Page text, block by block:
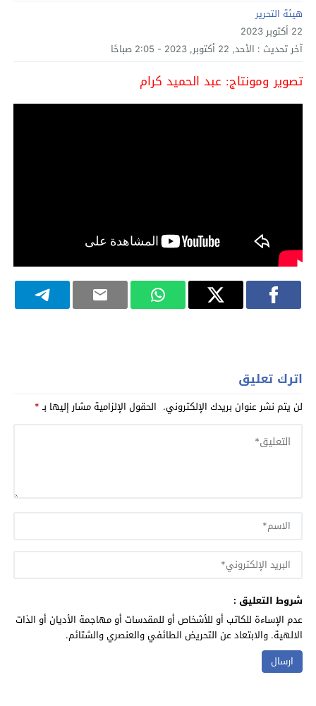
هيئة التحرير
22 أكتوبر 2023
آخر تحديث : الأحد, 22 أكتوبر, 2023 - 2:05 صباحًا
تصوير ومونتاج: عبد الحميد كرام
اترك تعليق
لن يتم نشر عنوان بريدك الإلكتروني. الحقول الإلزامية مشار إليها بـ*
شروط التعليق :
عدم الإساءة للكاتب أو للأشخاص أو للمقدسات أو مهاجمة الأديان أو الذات
الالهية. والابتعاد عن التحريض الطائفي والعنصري والشتائم.